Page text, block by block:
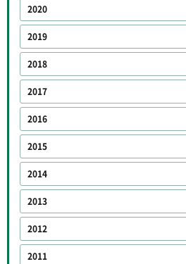
2020
2019
2018
2017
2016
2015
2014
2013
2012
2011